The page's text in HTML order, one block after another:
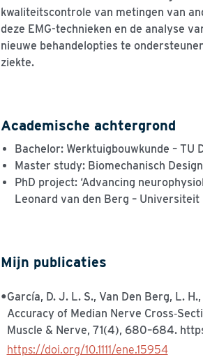
kwaliteitscontrole van metingen van
deze EMG-technieken en de analyse
nieuwe behandelopties te
ziekte.
Academische achtergrond
Bachelor: Werktuigbouwkunde – TU
Master study: Biomechanisch Design
PhD project: ‘Advancing
Leonard van den Berg –
Mijn publicaties
García, D. J. L. S., Van Den Berg, L.
Accuracy of Median Nerve
Muscle & Nerve, 71(4), 680–684.
https://doi.org/10.1111/ene.15954